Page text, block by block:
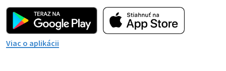
Viac o aplikácii